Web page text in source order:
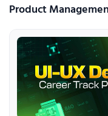
Product